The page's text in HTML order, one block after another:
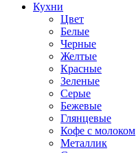
Кухни
Цвет
Белые
Черные
Желтые
Красные
Зеленые
Серые
Бежевые
Глянцевые
Кофе с молоком
Металлик